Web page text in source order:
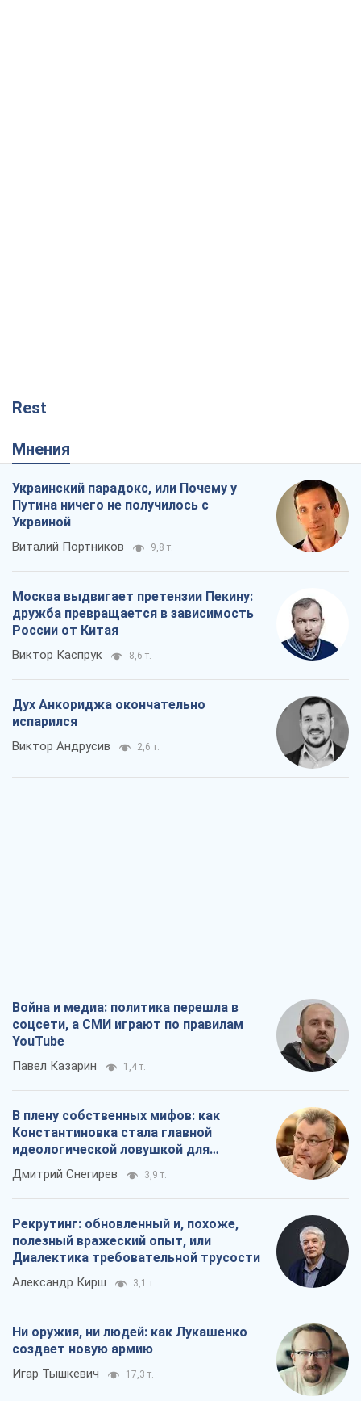
Rest
Мнения
Украинский парадокс, или Почему у
Путина ничего не получилось с
Украиной
Виталий Портников 9,8 т.
Москва выдвигает претензии Пекину:
дружба превращается в зависимость
России от Китая
Виктор Каспрук 8,6 т.
Дух Анкориджа окончательно
испарился
Виктор Андрусив 2,6 т.
Война и медиа: политика перешла в
соцсети, а СМИ играют по правилам
YouTube
Павел Казарин 1,4 т.
В плену собственных мифов: как
Константиновка стала главной
идеологической ловушкой для
российских оккупантов
Дмитрий Снегирев 3,9 т.
Рекрутинг: обновленный и, похоже,
полезный вражеский опыт, или
Диалектика требовательной трусости
Александр Кирш 3,1 т.
Ни оружия, ни людей: как Лукашенко
создает новую армию
Игар Тышкевич 17,3 т.